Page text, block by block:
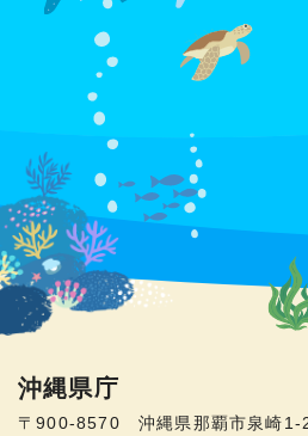
沖縄県庁
〒900-8570 沖縄県那覇市泉崎1-